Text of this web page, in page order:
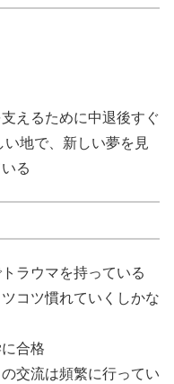
えるために中退後すぐ
地で、新しい夢を見
る
ラウマを持っている
コツ慣れていくしかな
合格
交流は頻繁に行ってい